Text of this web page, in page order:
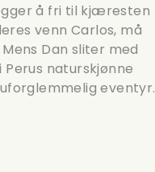
å fri til kjæresten
venn Carlos, må
Dan sliter med
naturskjønne
eventyr.